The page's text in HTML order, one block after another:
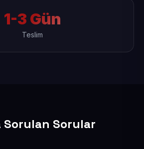
1-3 Gün
Teslim
Sorulan Sorular